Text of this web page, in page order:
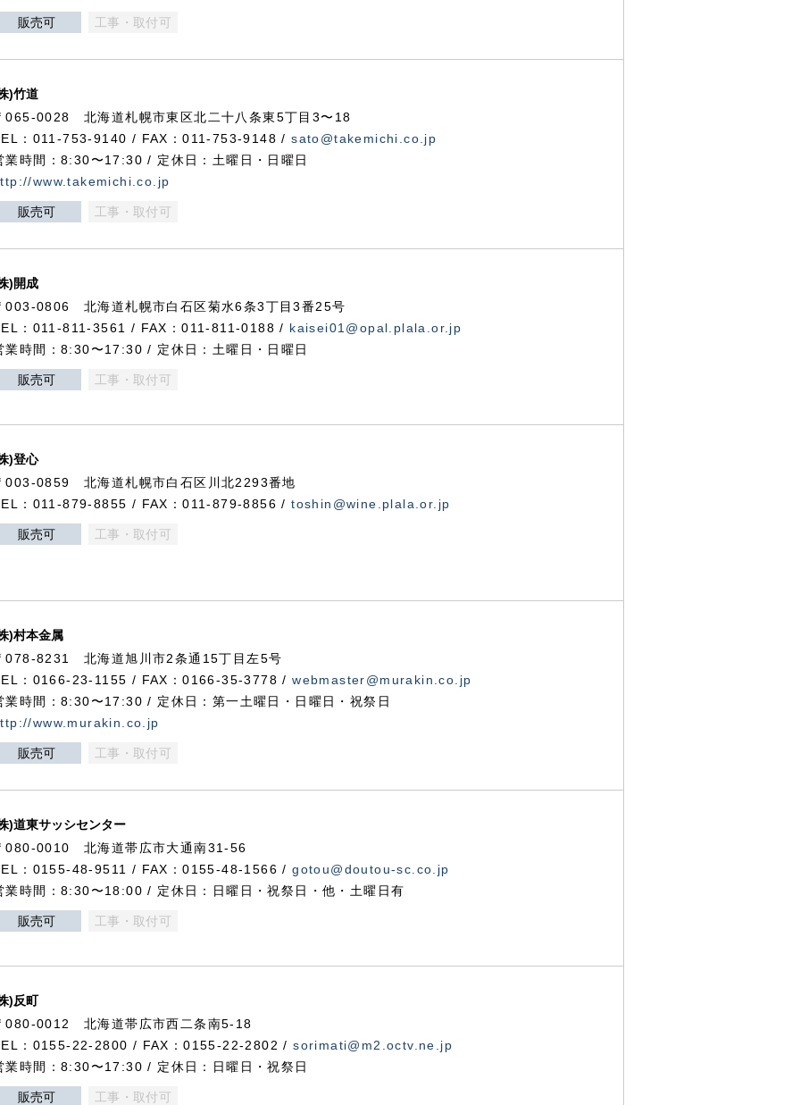
販売可 工事・取付可
)竹道
065-0028 北海道札幌市東区北二十八条東5丁目3〜18
：011-753-9140 / FAX：011-753-9148 /sato@takemichi.co.jp
業時間：8:30〜17:30 / 定休日：土曜日・日曜日
www.takemichi.co.jp
販売可 工事・取付可
)開成
003-0806 北海道札幌市白石区菊水6条3丁目3番25号
：011-811-3561 / FAX：011-811-0188 / kaisei01@opal.plala.or.jp
業時間：8:30〜17:30 / 定休日：土曜日・日曜日
販売可 工事・取付可
)登心
003-0859 北海道札幌市白石区川北2293番地
：011-879-8855 / FAX：011-879-8856 /toshin@wine.plala.or.jp
販売可 工事・取付可
)村本金属
078-8231 北海道旭川市2条通15丁目左5号
：0166-23-1155 / FAX：0166-35-3778 /webmaster@murakin.co.jp
業時間：8:30〜17:30 / 定休日：第一土曜日・日曜日・祝祭日
www.murakin.co.jp
販売可 工事・取付可
)道東サッシセンター
080-0010 北海道帯広市大通南31-56
：0155-48-9511 / FAX：0155-48-1566 /gotou@doutou-sc.co.jp
業時間：8:30〜18:00 / 定休日：日曜日・祝祭日・他・土曜日有
販売可 工事・取付可
)反町
080-0012 北海道帯広市西二条南5-18
：0155-22-2800 / FAX：0155-22-2802 /sorimati@m2.octv.ne.jp
業時間：8:30〜17:30 / 定休日：日曜日・祝祭日
販売可 工事・取付可